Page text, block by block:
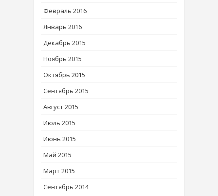
Февраль 2016
Январь 2016
Декабрь 2015
Ноябрь 2015
Октябрь 2015
Сентябрь 2015
Август 2015
Июль 2015
Июнь 2015
Май 2015
Март 2015
Сентябрь 2014